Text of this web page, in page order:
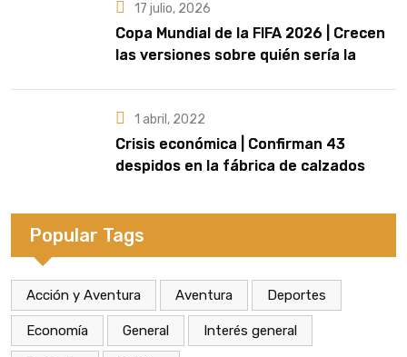
17 julio, 2026
Copa Mundial de la FIFA 2026 | Crecen
las versiones sobre quién sería la
1 abril, 2022
Crisis económica | Confirman 43
despidos en la fábrica de calzados
Popular Tags
Acción y Aventura Aventura Deportes
Economía General Interés general